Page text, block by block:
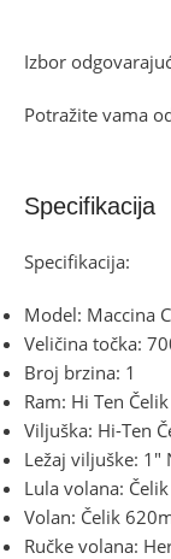
Izbor
Potražite vama
Specifikacija
Specifikacija:
Model: Maccina
Veličina točka:
Broj brzina: 1
Ram: Hi Ten Čelik
Viljuška: Hi-Ten
Ležaj viljuške: 1″
Lula volana:
Volan: Čelik
Ručke volana: